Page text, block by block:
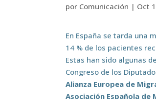
por Comunicación | Oct
En España se tarda una
14 % de los pacientes
Estas han sido algunas
Congreso de los
Alianza Europea de
Asociación Española de